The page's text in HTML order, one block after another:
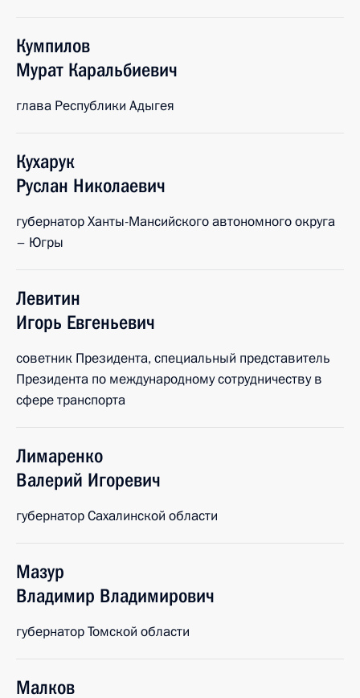
Кумпилов
Мурат Каральбиевич
глава Республики Адыгея
Кухарук
Руслан Николаевич
губернатор Ханты-Мансийского автономного округа
– Югры
Левитин
Игорь Евгеньевич
советник Президента, специальный представитель
Президента по международному сотрудничеству в
сфере транспорта
Лимаренко
Валерий Игоревич
губернатор Сахалинской области
Мазур
Владимир Владимирович
губернатор Томской области
Малков